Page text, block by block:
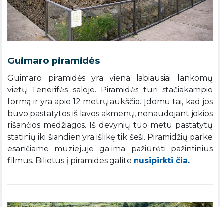
Guimaro piramidės
Guimaro piramidės yra viena labiausiai lankomų
vietų Tenerifės saloje. Piramidės turi stačiakampio
formą ir yra apie 12 metrų aukščio. Įdomu tai, kad jos
buvo pastatytos iš lavos akmenų, nenaudojant jokios
rišančios medžiagos. Iš devynių tuo metu pastatytų
statinių iki šiandien yra išlikę tik šeši. Piramidžių parke
esančiame muziejuje galima pažiūrėti pažintinius
filmus. Bilietus į piramides galite nusipirkti čia.